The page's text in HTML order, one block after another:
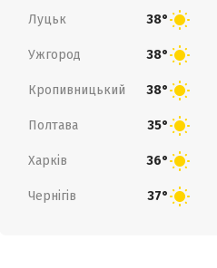
Луцьк 38°
Ужгород 38°
Кропивницький 38°
Полтава 35°
Харків 36°
Чернігів 37°